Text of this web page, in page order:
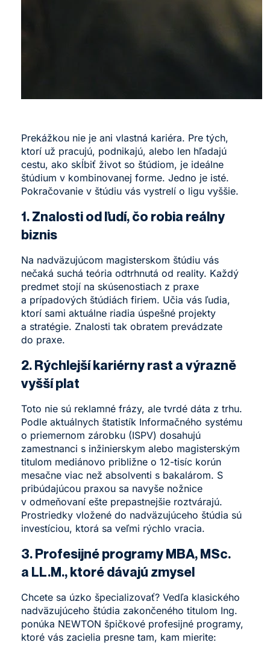
Prekážkou nie je ani vlastná kariéra. Pre tých,
ktorí už pracujú, podnikajú, alebo len hľadajú
cestu, ako skĺbiť život so štúdiom, je ideálne
štúdium v kombinovanej forme. Jedno je isté.
Pokračovanie v štúdiu vás vystrelí o ligu vyššie.
1. Znalosti od ľudí, čo robia reálny
biznis
Na nadväzujúcom magisterskom štúdiuvás
nečaká suchá teória odtrhnutá od reality. Každý
predmet stojí na skúsenostiach z praxe
a prípadových štúdiách firiem. Učia vás ľudia,
ktorí sami aktuálne riadia úspešné projekty
a stratégie. Znalosti tak obratem prevádzate
do praxe.
2. Rýchlejší kariérny rast a výrazně
vyšší plat
Toto nie sú reklamné frázy, ale tvrdé dáta z trhu.
Podle aktuálnych štatistík Informačného systému
o priemernom zárobku (ISPV) dosahujú
zamestnanci s inžinierskym alebo magisterským
titulom mediánovo približne o 12-tisíc korún
mesačne viac než absolventi s bakalárom. S
pribúdajúcou praxou sa navyše nožnice
v odmeňovaní ešte prepastnejšie roztvárajú.
Prostriedky vložené do nadväzujúceho štúdia sú
investíciou, ktorá sa veľmi rýchlo vracia.
3. Profesijné programy MBA, MSc.
a LL.M., ktoré dávajú zmysel
Chcete sa úzko špecializovať? Vedľa klasického
nadväzujúceho štúdia zakončeného titulom Ing.
ponúka NEWTON špičkové profesijné programy,
ktoré vás zacielia presne tam, kam mierite: